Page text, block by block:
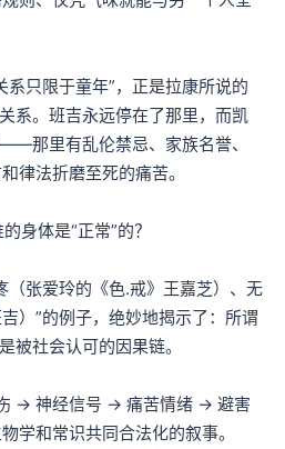
系只限于童年”，正是拉康所说的
系。班吉永远停在了那里，而凯
那里有乱伦禁忌、家族名誉、
律法折磨至死的痛苦。
身体是“正常”的？
（张爱玲的《色.戒》王嘉芝）、无
）”的例子，绝妙地揭示了：所谓
被社会认可的因果链。
→ 神经信号 → 痛苦情绪 → 避害
学和常识共同合法化的叙事。